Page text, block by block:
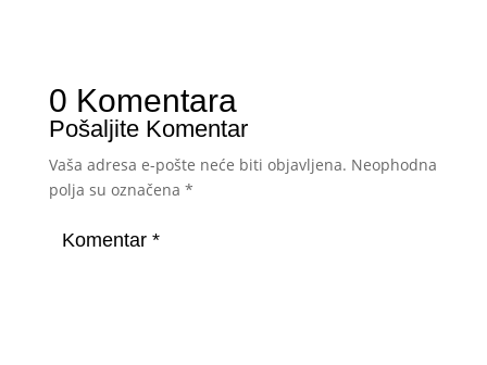
0 Komentara
Pošaljite Komentar
Vaša adresa e-pošte neće biti objavljena. Neophodna
polja su označena *